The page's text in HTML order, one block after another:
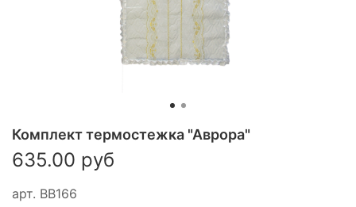
арт. ВВ166
Комплект термостежка "Аврора"
635.00 руб